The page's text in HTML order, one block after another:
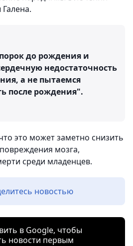
до рождения и
недостаточность
а не пытаемся
после рождения".
это может заметно снизить
мозга,
среди младенцев.
новостью
в Google, чтобы
новости первым